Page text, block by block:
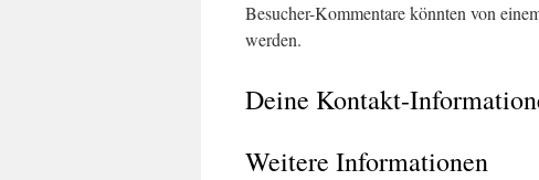
Besucher-Kommentare könnten von
werden.
Deine Kontakt-
Weitere Informationen